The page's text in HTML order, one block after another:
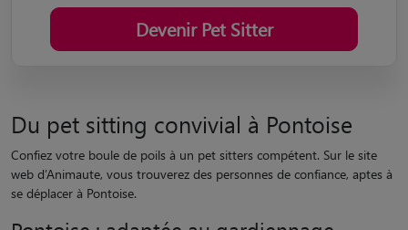
Devenir Pet Sitter
Du pet sitting convivial à Pontoise
Confiez votre boule de poils à un pet sitters compétent. Sur le site
web d’Animaute, vous trouverez des personnes de confiance, aptes à
se déplacer à Pontoise.